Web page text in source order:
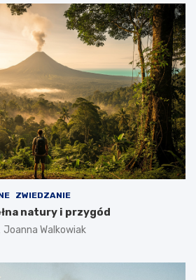
ZWIEDZANIE
natury i przygód
Joanna Walkowiak